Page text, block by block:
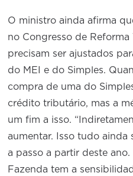
O ministro ainda afirma
no Congresso de
precisam ser ajustados
do MEI e do Simples.
compra de uma do
crédito tributário, mas a
um fim a isso.
aumentar. Isso tudo ainda
a passo a partir deste
Fazenda tem a